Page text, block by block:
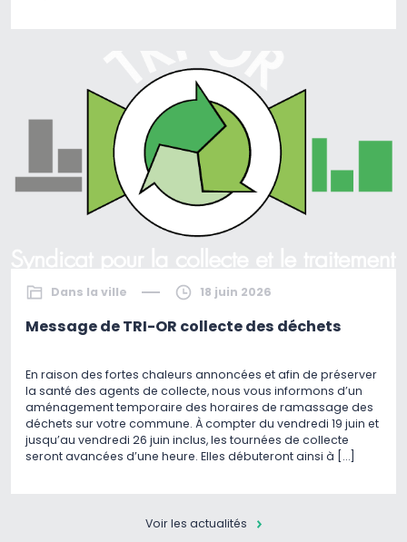
Dans la ville 18 juin 2026
Message de TRI-OR collecte des déchets
En raison des fortes chaleurs annoncées et afin de préserver
la santé des agents de collecte, nous vous informons d’un
aménagement temporaire des horaires de ramassage des
déchets sur votre commune. À compter du vendredi 19 juin et
jusqu’au vendredi 26 juin inclus, les tournées de collecte
seront avancées d’une heure. Elles débuteront ainsi à […]
Voir les actualités